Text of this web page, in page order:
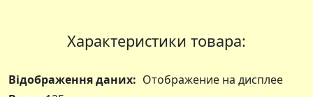
Характеристики товара:
Відображення даних: Отображение на дисплее